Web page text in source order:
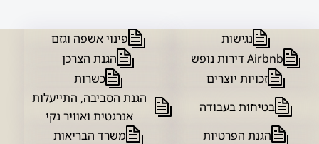
נגישות
פינוי אשפה וגזם
Airbnb דירות נופש
הגנת הצרכן
זכויות יוצרים
כשרות
בטיחות בעבודה
הגנת הסביבה, התייעלות
אנרגטית ואוויר נקי
הגנת הפרטיות
משרד הבריאות